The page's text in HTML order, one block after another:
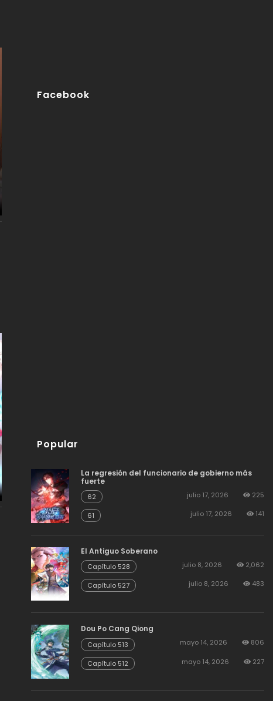
Facebook
Popular
La regresión del funcionario de gobierno más
fuerte
62 julio 17, 2026 225
61 julio 17, 2026 141
El Antiguo Soberano
Capítulo 528 julio 8, 2026 2,062
Capítulo 527 julio 8, 2026 483
Dou Po Cang Qiong
Capítulo 513 mayo 14, 2026 806
Capítulo 512 mayo 14, 2026 227